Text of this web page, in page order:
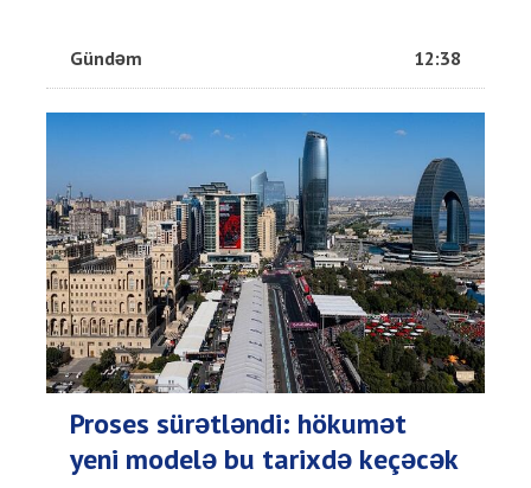
Gündəm 12:38
Proses sürətləndi: hökumət
yeni modelə bu tarixdə keçəcək